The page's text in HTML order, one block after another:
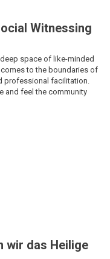
Witnessing
space of like-minded
to the boundaries of
professional facilitation.
and feel the community
wir das Heilige